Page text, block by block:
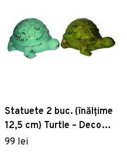
Statuete 2 buc. (înălțime
12,5 cm) Turtle – Deco
Pleasure
99 lei